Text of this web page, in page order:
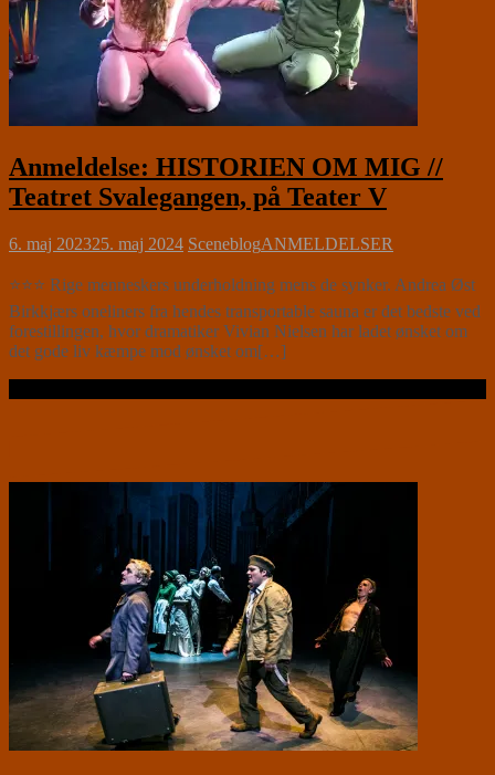
Anmeldelse: HISTORIEN OM MIG //
Teatret Svalegangen, på Teater V
6. maj 202325. maj 2024 SceneblogANMELDELSER
⭐⭐⭐ Rige menneskers underholdning mens de synker. Andrea Øst
Birkkjærs oneliners fra hendes transportable sauna er det bedste ved
forestillingen, hvor dramatiker Vivian Nielsen har ladet ønsket om
det gode liv kæmpe mod ønsket om[…]